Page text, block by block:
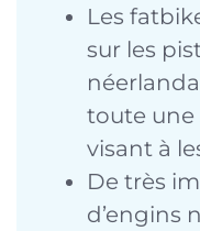
Les
sur les
toute une
visant à
De très
d’engins